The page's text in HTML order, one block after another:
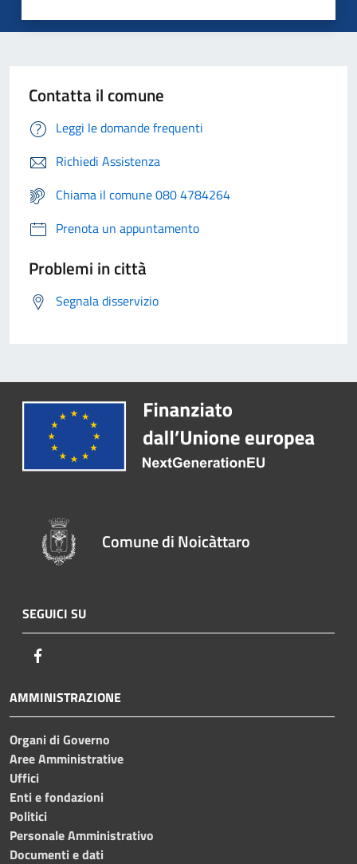
Contatta il comune
Leggi le domande frequenti
Richiedi Assistenza
Chiama il comune 080 4784264
Prenota un appuntamento
Problemi in città
Segnala disservizio
Comune di Noicàttaro
SEGUICI SU
AMMINISTRAZIONE
Organi di Governo
Aree Amministrative
Uffici
Enti e fondazioni
Politici
Personale Amministrativo
Documenti e dati